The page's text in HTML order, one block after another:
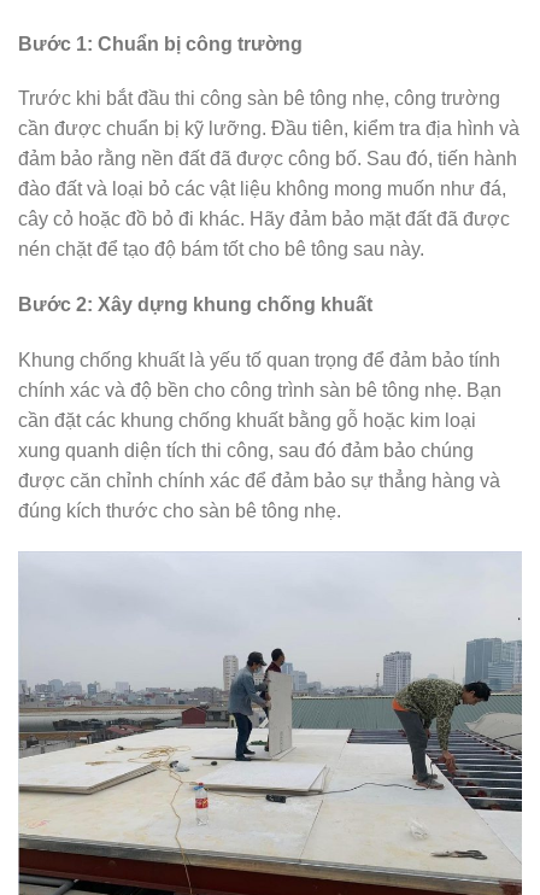
Bước 1: Chuẩn bị công trường
Trước khi bắt đầu thi công sàn bê tông nhẹ, công trường
cần được chuẩn bị kỹ lưỡng. Đầu tiên, kiểm tra địa hình và
đảm bảo rằng nền đất đã được công bố. Sau đó, tiến hành
đào đất và loại bỏ các vật liệu không mong muốn như đá,
cây cỏ hoặc đồ bỏ đi khác. Hãy đảm bảo mặt đất đã được
nén chặt để tạo độ bám tốt cho bê tông sau này.
Bước 2: Xây dựng khung chống khuất
Khung chống khuất là yếu tố quan trọng để đảm bảo tính
chính xác và độ bền cho công trình sàn bê tông nhẹ. Bạn
cần đặt các khung chống khuất bằng gỗ hoặc kim loại
xung quanh diện tích thi công, sau đó đảm bảo chúng
được căn chỉnh chính xác để đảm bảo sự thẳng hàng và
đúng kích thước cho sàn bê tông nhẹ.